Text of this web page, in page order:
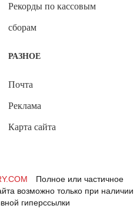
Рекорды по кассовым
сборам
РАЗНОЕ
Почта
Реклама
Карта сайта
Полное или частичное
возможно только при наличии
гиперссылки